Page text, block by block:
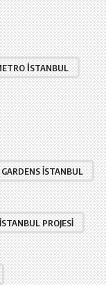
İSTANBUL
İSTANBUL
PROJESI